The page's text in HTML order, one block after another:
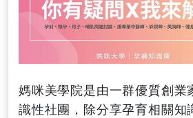
媽咪美學院是由一群優質創業
識性社團，除分享孕育相關知